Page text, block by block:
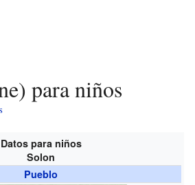
para niños
Datos para niños
Solon
Pueblo